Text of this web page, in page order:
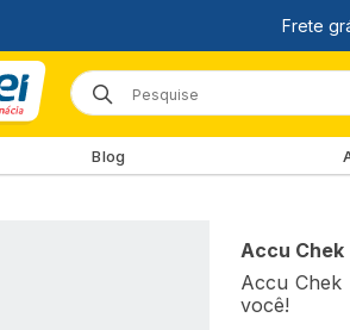
Blog
Accu Chek
Accu Chek
você!